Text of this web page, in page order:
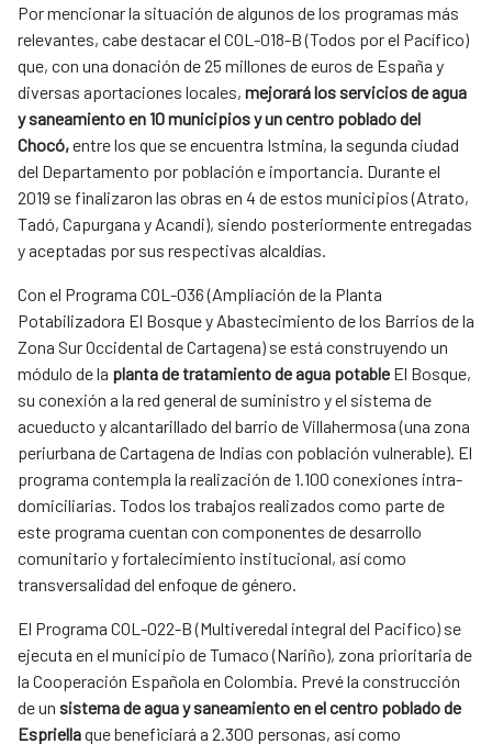
Por mencionar la situación de algunos de los programas más
relevantes, cabe destacar el COL-018-B (Todos por el Pacífico)
que, con una donación de 25 millones de euros de España y
diversas aportaciones locales, mejorará los servicios de agua
y saneamiento en 10 municipios y un centro poblado del
Chocó,entre los que se encuentra Istmina, la segunda ciudad
del Departamento por población e importancia. Durante el
2019 se finalizaron las obras en 4 de estos municipios (Atrato,
Tadó, Capurgana y Acandi), siendo posteriormente entregadas
y aceptadas por sus respectivas alcaldías.
Con el Programa COL-036 (Ampliación de la Planta
Potabilizadora El Bosque y Abastecimiento de los Barrios de la
Zona Sur Occidental de Cartagena) se está construyendo un
módulo de la planta de tratamiento de agua potable El Bosque,
su conexión a la red general de suministro y el sistema de
acueducto y alcantarillado del barrio de Villahermosa (una zona
periurbana de Cartagena de Indias con población vulnerable). El
programa contempla la realización de 1.100 conexiones intra-
domiciliarias. Todos los trabajos realizados como parte de
este programa cuentan con componentes de desarrollo
comunitario y fortalecimiento institucional, así como
transversalidad del enfoque de género.
El Programa COL-022-B (Multiveredal integral del Pacifico) se
ejecuta en el municipio de Tumaco (Nariño), zona prioritaria de
la Cooperación Española en Colombia. Prevé la construcción
de un sistema de agua y saneamiento en el centro poblado de
Espriellaque beneficiará a 2.300 personas, así como